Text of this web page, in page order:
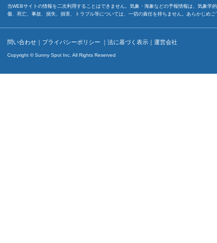
当WEBサイトの情報を二次利用することはできません。気象・海象などの予報情報は、気象
傷、死亡、事故、損失、損害、トラブル等については、一切の責任を持ちません。あらかじめ
問い合わせ ｜ プライバシーポリシー ｜ 法に基づく表示 ｜ 運営会社
Copyright © Sunny Spot Inc. All Rights Reserved